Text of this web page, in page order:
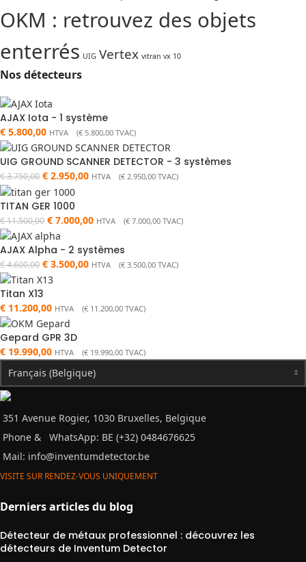
OKM : retrouvez des objets
enterrés UIG Vertex vitran vx 10
Nos détecteurs
AJAX Iota - 1 système
€ 5.800,00 HTVA (€ 5.800,00 TVAC)
UIG GROUND SCANNER DETECTOR - 3 systèmes
€3.750,00 € 2.950,00 HTVA (€ 2.950,00 TVAC)
TITAN GER 1000
€11.500,00 € 7.000,00 HTVA (€ 7.000,00 TVAC)
AJAX Alpha - 2 systèmes
€4.600,00 € 3.500,00 HTVA (€ 3.500,00 TVAC)
Titan X13
€ 11.200,00 HTVA (€ 11.200,00 TVAC)
Gepard GPR 3D
€ 19.990,00 HTVA (€ 19.990,00 TVAC)
Français (Belgique)
351 Avenue Rogier, 1030 Bruxelles, Belgique
Phone &
WhatsApp: BE (+32) 0484676625
Mail: info@inventumdetector.be
VISITE SUR RENDEZ-VOUS UNIQUEMENT
Derniers articles du blog
Détecteur de métaux professionnel : découvrez les
détecteurs de Inventum Detector